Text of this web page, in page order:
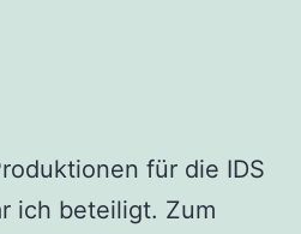
für die IDS
ich beteiligt. Zum